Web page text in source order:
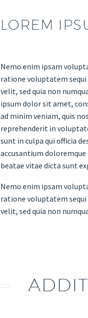
LOREM
Nemo enim ipsam
ratione voluptatem sequi
velit, sed quia non
ipsum dolor sit amet,
ad minim veniam, quis
reprehenderit in
sunt in culpa qui officia
accusantium
beatae vitae dicta sunt
Nemo enim ipsam
ratione voluptatem sequi
velit, sed quia non